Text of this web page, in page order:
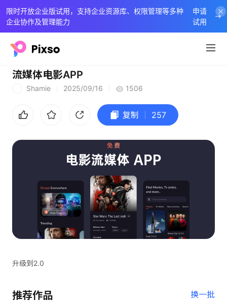
限时开放企业版试用，支持企业资源库、权限管理等多种
企业协作及管理能力
申请
试用
流媒体电影APP
Shamie 2025/09/16 1506
复制 257
升级到2.0
推荐作品 换一批